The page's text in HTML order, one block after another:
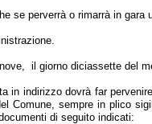
se perverrà o rimarrà in gara
il giorno diciassette
in indirizzo dovrà far
Comune, sempre in plico
di seguito indicati: